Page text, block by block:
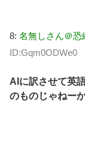
8: 名無しさん＠恐
ID:Gqm0ODWe0
AIに訳させて英
のものじゃねー